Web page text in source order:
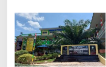
Semangat Persatuan